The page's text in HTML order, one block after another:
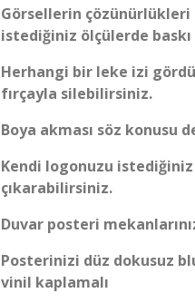
Görsellerin
istediğiniz ölçülerde
Herhangi bir leke izi
fırçayla silebilirsiniz.
Boya akması söz konusu
Kendi logonuzu
çıkarabilirsiniz.
Duvar posteri
Posterinizi düz dokusuz
vinil kaplamalı